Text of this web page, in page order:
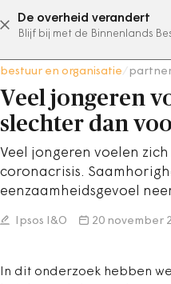
De overheid verandert
Blijf bij met de Binnenlands
bestuur en organisatie
Veel jongeren
slechter dan
Veel jongeren voelen
coronacrisis.
eenzaamheidsgevoel
Ipsos I&O 20 november
In dit onderzoek hebben